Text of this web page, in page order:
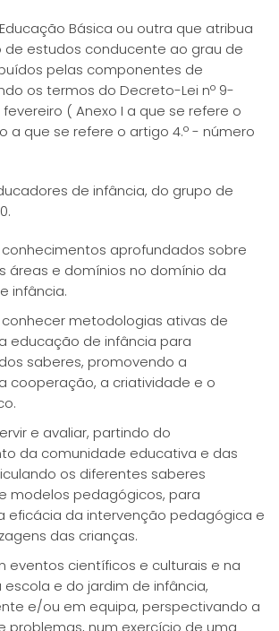
Básica ou outra que atribua
de estudos conducente ao grau de
pelas componentes de
os termos do Decreto-Lei nº 9-
fevereiro ( Anexo I a que se refere o
a que se refere o artigo 4.º - número
de infância, do grupo de
aprofundados sobre
áreas e domínios no domínio da
infância.
metodologias ativas de
educação de infância para
saberes, promovendo a
cooperação, a criatividade e o
e avaliar, partindo do
da comunidade educativa e das
os diferentes saberes
modelos pedagógicos, para
eficácia da intervenção pedagógica e
das crianças.
eventos científicos e culturais e na
e do jardim de infância,
e/ou em equipa, perspectivando a
problemas, num exercício de uma